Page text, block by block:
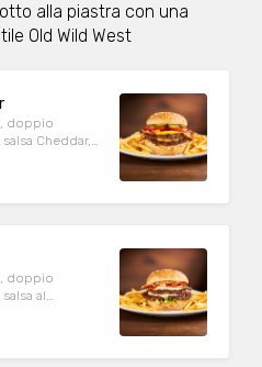
alla piastra con una
Old Wild West
doppio
Cheddar,
da
doppio
al
senapata